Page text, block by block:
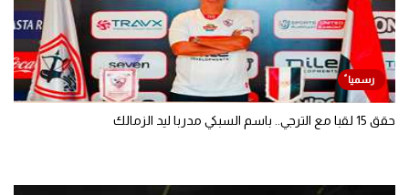
حقق 15 لقبا مع الترجي.. باسم السبكي مدربا ليد الزمالك